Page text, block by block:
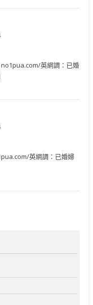
英網調：已婚
英網調：已婚婦